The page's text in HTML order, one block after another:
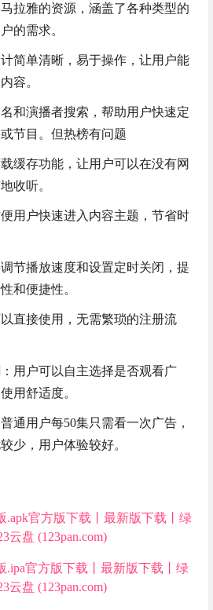
马拉雅的资源，涵盖了各种类型的
的需求。
计简单清晰，易于操作，让用户能
容。
和演播者搜索，帮助用户快速定
节目。但热榜有问题
载缓存功能，让用户可以在没有网
收听。
便用户快速进入内容主题，节省时
节播放速度和设置定时关闭，提
和便捷性。
以直接使用，无需繁琐的注册流
：用户可以自主选择是否观看广
用舒适度。
普通用户每50集只需看一次广告，
少，用户体验较好。
.apk官方版下载丨最新版下载丨绿
云盘 (123pan.com)
.ipa官方版下载丨最新版下载丨绿
云盘 (123pan.com)